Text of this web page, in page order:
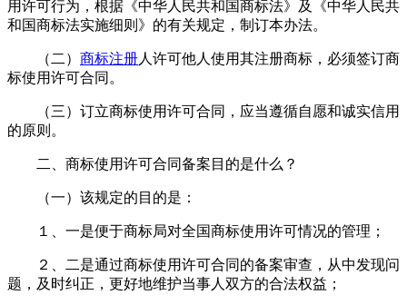
用许可行为，根据《中华人民共和国商标法》及《中华人民共
和国商标法实施细则》的有关规定，制订本办法。
（二） 商标注册人许可他人使用其注册商标，必须签订商
标使用许可合同。
（三）订立商标使用许可合同，应当遵循自愿和诚实信用
的原则。
二、商标使用许可合同备案目的是什么？
（一）该规定的目的是：
１、一是便于商标局对全国商标使用许可情况的管理；
２、二是通过商标使用许可合同的备案审查，从中发现问
题，及时纠正，更好地维护当事人双方的合法权益；